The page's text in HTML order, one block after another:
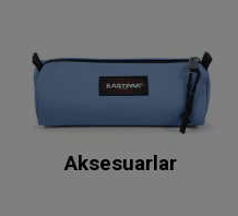
Aksesuarlar